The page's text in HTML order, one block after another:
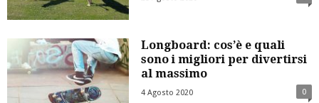
Longboard: cos’è e quali
sono i migliori per divertirsi
al massimo
4 Agosto 2020 0